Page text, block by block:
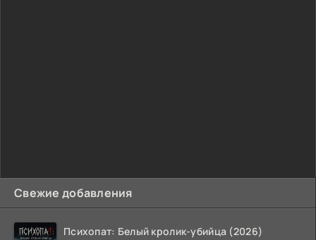
Свежие добавления
Психопат: Белый кролик-убийца (2026)